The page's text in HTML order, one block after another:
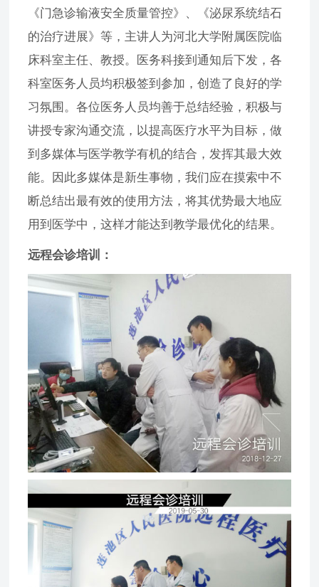
《门急诊输液安全质量管控》、《泌尿系统结石
的治疗进展》等，主讲人为河北大学附属医院临
床科室主任、教授。医务科接到通知后下发，各
科室医务人员均积极签到参加，创造了良好的学
习氛围。各位医务人员均善于总结经验，积极与
讲授专家沟通交流，以提高医疗水平为目标，做
到多媒体与医学教学有机的结合，发挥其最大效
能。因此多媒体是新生事物，我们应在摸索中不
断总结出最有效的使用方法，将其优势最大地应
用到医学中，这样才能达到教学最优化的结果。
远程会诊培训：